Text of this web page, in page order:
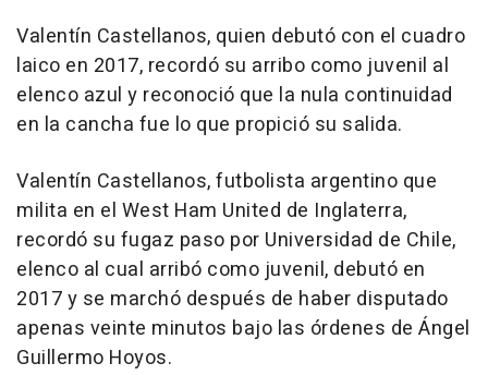
Valentín Castellanos, quien debutó con el cuadro
laico en 2017, recordó su arribo como juvenil al
elenco azul y reconoció que la nula continuidad
en la cancha fue lo que propició su salida.
Valentín Castellanos, futbolista argentino que
milita en el West Ham United de Inglaterra,
recordó su fugaz paso por Universidad de Chile,
elenco al cual arribó como juvenil, debutó en
2017 y se marchó después de haber disputado
apenas veinte minutos bajo las órdenes de Ángel
Guillermo Hoyos.